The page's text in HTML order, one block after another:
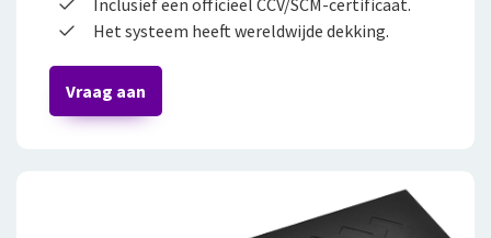
Arbeidsongeschiktheidsverzekering
Nabestaandenverzekering Collectief voor
zelfstandig ondernemers
Vacatures
Het systeem heeft wereldwijde dekking.
Vraag aan